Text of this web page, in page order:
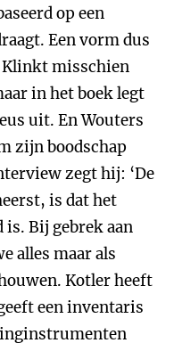
op een
Een vorm dus
Klinkt misschien
in het boek legt
uit. En Wouters
zijn boodschap
zegt hij: ‘De
is dat het
Bij gebrek aan
alles maar als
Kotler heeft
een inventaris